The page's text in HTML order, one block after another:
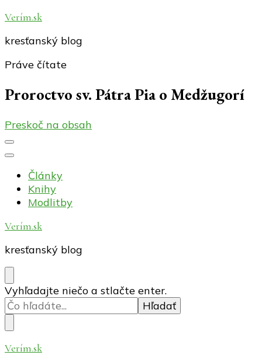
Verím.sk
kresťanský blog
Práve čítate
Proroctvo sv. Pátra Pia o Medžugorí
Preskoč na obsah
Články
Knihy
Modlitby
Verím.sk
kresťanský blog
Hľadáte
niečo?
Vyhľadajte niečo a stlačte enter.
Verím.sk